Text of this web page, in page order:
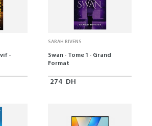
-
SARAH RIVENS
Swan - Tome 1 - Grand
Format
274 DH